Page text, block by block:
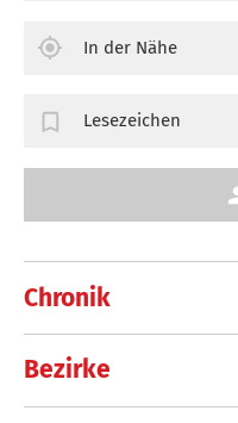
Chronik
Bezirke
In der Nähe
Lesezeichen